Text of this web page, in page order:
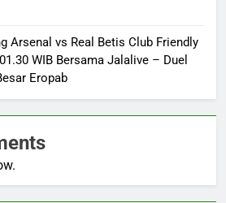
Arsenal vs Real Betis Club Friendly
WIB Bersama Jalalive – Duel
Eropab